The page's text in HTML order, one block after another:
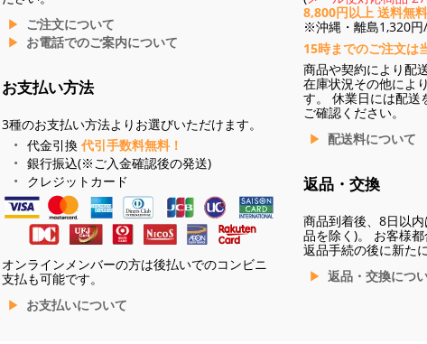
ご注文について
お電話でのご案内について
お支払い方法
3種のお支払い方法よりお選びいただけます。
代金引換 代引手数料無料！
銀行振込(※ご入金確認後の発送)
クレジットカード
オンラインメンバーの方は後払いでのコンビニ
支払も可能です。
お支払いについて
8,800円以上 送料無料
※沖縄・離島1,320円
15時までのご注文は
商品や契約により配
在庫状況その他によ
す。 休業日には配送
ご確認ください。
配送料について
返品・交換
商品到着後、8日以
品を除く)。 お客様都
返品手続の後に新た
返品・交換につ